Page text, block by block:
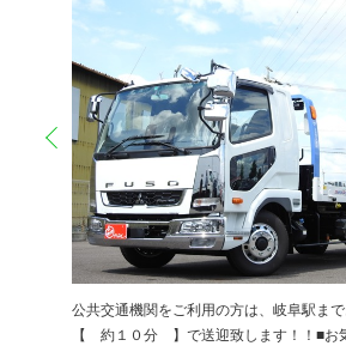
公共交通機関をご利用の方は、岐阜駅ま
【 約１０分 】で送迎致します！！■お
prev